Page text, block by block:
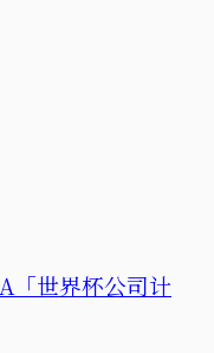
「世界杯公司计